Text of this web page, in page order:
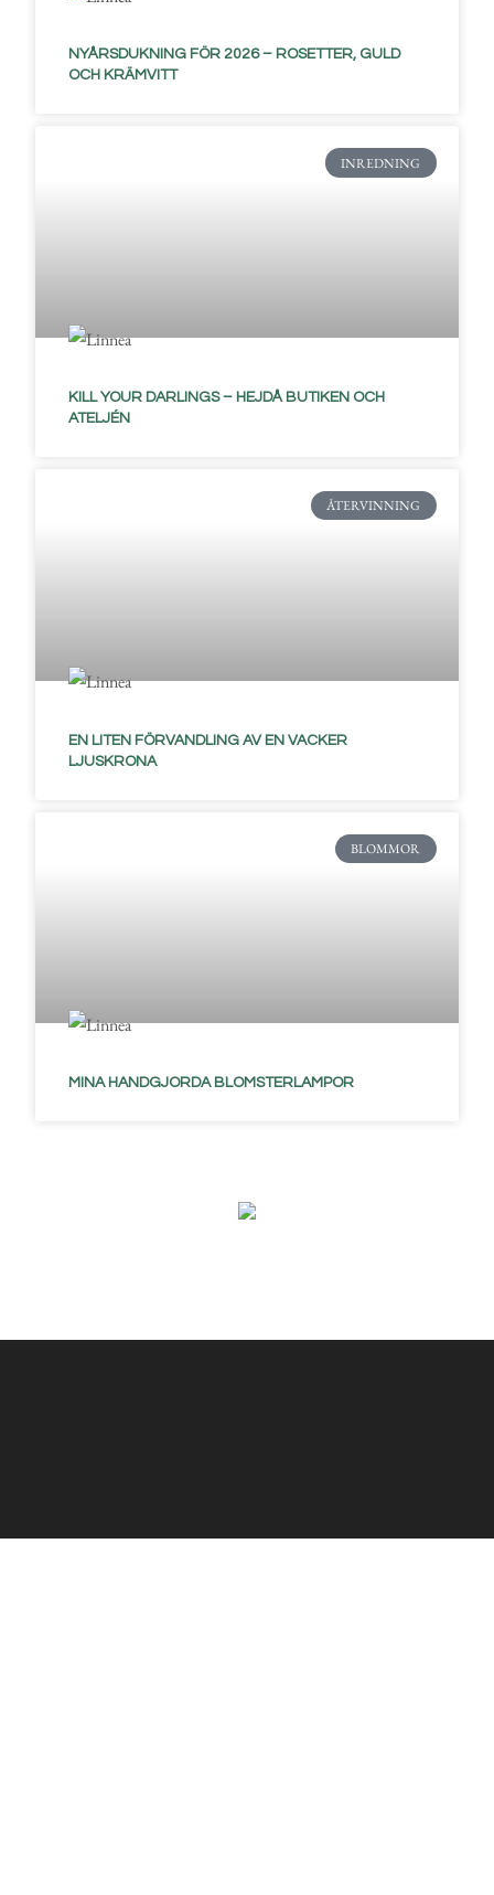
NYÅRSDUKNING FÖR 2026 – ROSETTER, GULD
OCH KRÄMVITT
INREDNING
KILL YOUR DARLINGS – HEJDÅ BUTIKEN OCH
ATELJÉN
ÅTERVINNING
EN LITEN FÖRVANDLING AV EN VACKER
LJUSKRONA
BLOMMOR
MINA HANDGJORDA BLOMSTERLAMPOR